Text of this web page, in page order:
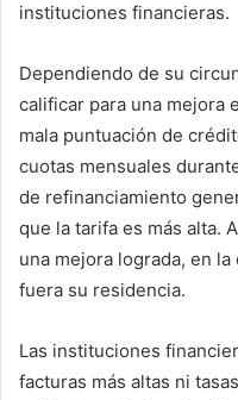
instituciones financieras.
Dependiendo de su
calificar para una mejora
mala puntuación de
cuotas mensuales
de refinanciamiento
que la tarifa es más alta.
una mejora lograda, en
fuera su residencia.
Las instituciones
facturas más altas ni